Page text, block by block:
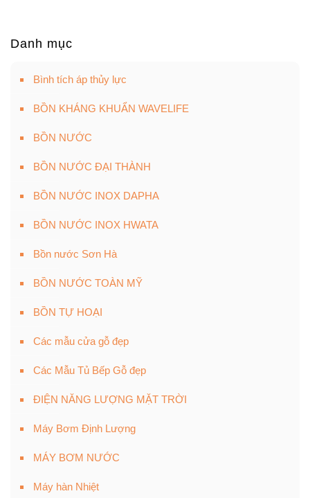
Danh mục
Bình tích áp thủy lực
BỒN KHÁNG KHUẨN WAVELIFE
BỒN NƯỚC
BỒN NƯỚC ĐẠI THÀNH
BỒN NƯỚC INOX DAPHA
BỒN NƯỚC INOX HWATA
Bồn nước Sơn Hà
BỒN NƯỚC TOÀN MỸ
BỒN TỰ HOẠI
Các mẫu cửa gỗ đẹp
Các Mẫu Tủ Bếp Gỗ đẹp
ĐIỆN NĂNG LƯỢNG MẶT TRỜI
Máy Bơm Định Lượng
MÁY BƠM NƯỚC
Máy hàn Nhiệt